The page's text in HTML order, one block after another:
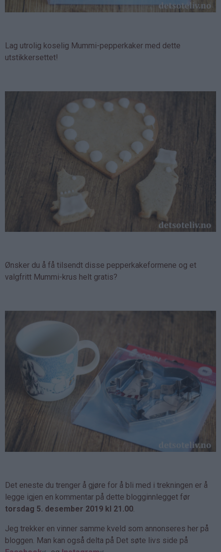
Lag utrolig koselig Mummi-pepperkaker med dette
utstikkersettet!
Ønsker du å få tilsendt disse pepperkakeformene og et
valgfritt Mummi-krus helt gratis?
Det eneste du trenger å gjøre for å bli med i trekningen er å
legge igjen en kommentar på dette blogginnlegget før
torsdag 5. desember 2019 kl 21.00
Jeg trekker en vinner samme kveld som annonseres her på
bloggen. Man kan også delta på Det søte livs side på